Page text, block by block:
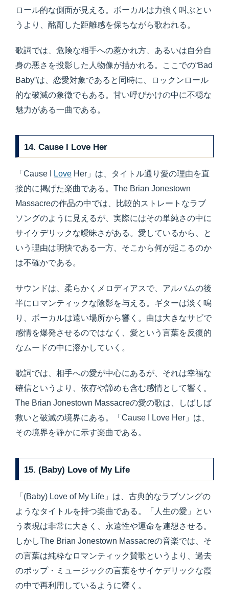
ロール的な側面が見える。ボーカルは力強く叫ぶとい
うより、酩酊した距離感を保ちながら歌われる。
歌詞では、危険な相手への惹かれ方、あるいは自分自
身の悪さを投影した人物像が描かれる。ここでの“Bad
Baby”は、恋愛対象であると同時に、ロックンロール
的な破滅の象徴でもある。甘い呼びかけの中に不穏な
魅力がある一曲である。
14. Cause I Love Her
「Cause I Love Her」は、タイトル通り愛の理由を直
接的に掲げた楽曲である。The Brian Jonestown
Massacreの作品の中では、比較的ストレートなラブ
ソングのように見えるが、実際にはその単純さの中に
サイケデリックな曖昧さがある。愛しているから、と
いう理由は明快である一方、そこから何が起こるのか
は不確かである。
サウンドは、柔らかくメロディアスで、アルバムの後
半にロマンティックな陰影を与える。ギターは淡く鳴
り、ボーカルは遠い場所から響く。曲は大きなサビで
感情を爆発させるのではなく、愛という言葉を反復的
なムードの中に溶かしていく。
歌詞では、相手への愛が中心にあるが、それは幸福な
確信というより、依存や諦めも含む感情として響く。
The Brian Jonestown Massacreの愛の歌は、しばしば
救いと破滅の境界にある。「Cause I Love Her」は、
その境界を静かに示す楽曲である。
15. (Baby) Love of My Life
「(Baby) Love of My Life」は、古典的なラブソングの
ようなタイトルを持つ楽曲である。「人生の愛」とい
う表現は非常に大きく、永遠性や運命を連想させる。
しかしThe Brian Jonestown Massacreの音楽では、そ
の言葉は純粋なロマンティック賛歌というより、過去
のポップ・ミュージックの言葉をサイケデリックな霞
の中で再利用しているように響く。